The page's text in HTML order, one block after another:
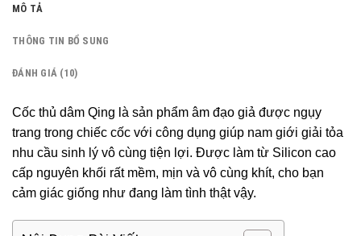
MÔ TẢ
THÔNG TIN BỔ SUNG
ĐÁNH GIÁ (10)
Cốc thủ dâm Qing là sản phẩm âm đạo giả được ngụy
trang trong chiếc cốc với công dụng giúp nam giới giải tỏa
nhu cầu sinh lý vô cùng tiện lợi. Được làm từ Silicon cao
cấp nguyên khối rất mềm, mịn và vô cùng khít, cho bạn
cảm giác giống như đang làm tình thật vậy.